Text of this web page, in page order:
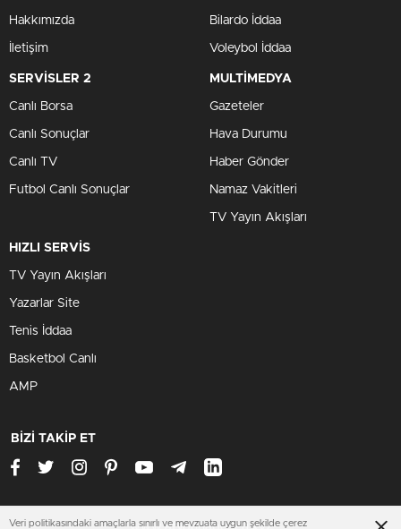
Hakkımızda
İletişim
Bilardo İddaa
Voleybol İddaa
SERVİSLER 2
Canlı Borsa
Canlı Sonuçlar
Canlı TV
Futbol Canlı Sonuçlar
MULTİMEDYA
Gazeteler
Hava Durumu
Haber Gönder
Namaz Vakitleri
TV Yayın Akışları
HIZLI SERVİS
TV Yayın Akışları
Yazarlar Site
Tenis İddaa
Basketbol Canlı
AMP
BİZİ TAKİP ET
Veri politikasındaki amaçlarla sınırlı ve mevzuata uygun şekilde çerez